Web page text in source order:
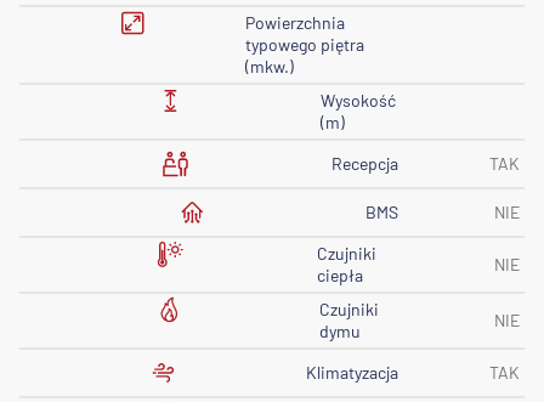
Powierzchnia
typowego piętra
(mkw.)
Wysokość
(m)
Recepcja
TAK
BMS
NIE
Czujniki
ciepła
NIE
Czujniki
dymu
NIE
Klimatyzacja
TAK